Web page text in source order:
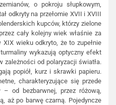
o pokroju słupkowym,
odkryty na przełomie XVII i XVIII
kupców, którzy zielone
cały kolejny wiek właśnie za
wieku odkryto, że to zupełnie
wykazują optyczny efekt
zależności od polaryzacji światła.
popiół, kurz i skrawki papieru.
charakteryzujące się przede
od bezbarwnej, przez różową,
aż po barwę czarną. Pojedyncze